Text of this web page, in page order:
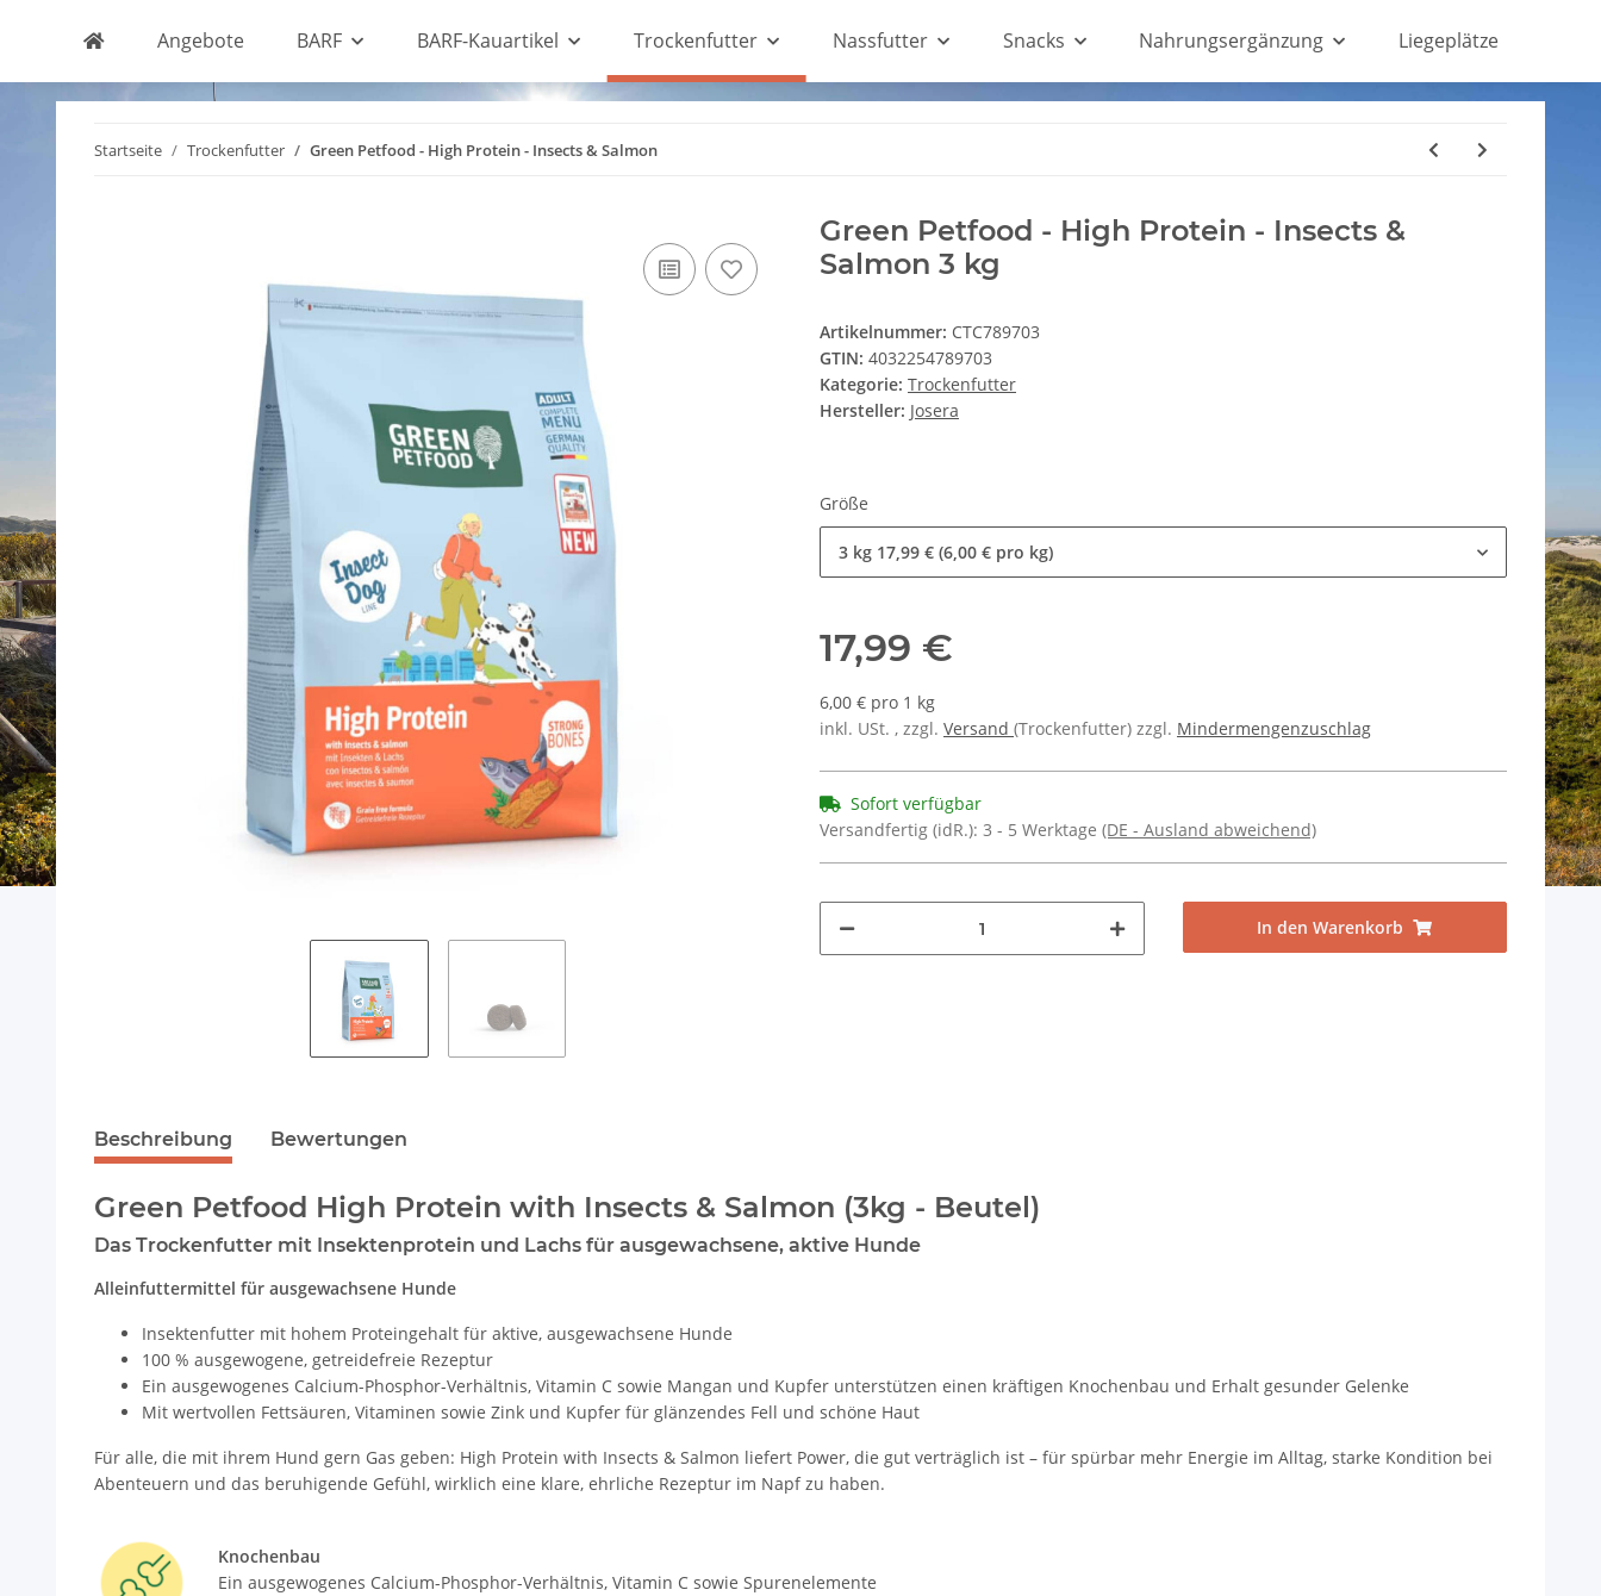
Angebote BARF BARF-Kauartikel Trockenfutter Nassfutter Snacks Nahrungsergänzung Liegeplätze
Startseite Trockenfutter Green Petfood - High Protein - Insects & Salmon
Green Petfood - High Protein - Insects &
Salmon 3 kg
Artikelnummer: CTC789703
GTIN: 4032254789703
Kategorie: Trockenfutter
Hersteller: Josera
Größe
3 kg 17,99 € (6,00 € pro kg)
17,99 €
6,00 € pro 1 kg
inkl. USt. , zzgl. Versand (Trockenfutter) zzgl. Mindermengenzuschlag
Sofort verfügbar
Versandfertig (idR.): 3 - 5 Werktage (DE - Ausland abweichend)
In den Warenkorb
Beschreibung Bewertungen
Green Petfood High Protein with Insects & Salmon (3kg - Beutel)
Das Trockenfutter mit Insektenprotein und Lachs für ausgewachsene, aktive Hunde
Alleinfuttermittel für ausgewachsene Hunde
Insektenfutter mit hohem Proteingehalt für aktive, ausgewachsene Hunde
100 % ausgewogene, getreidefreie Rezeptur
Ein ausgewogenes Calcium-Phosphor-Verhältnis, Vitamin C sowie Mangan und Kupfer unterstützen einen kräftigen Knochenbau und Erhalt gesunder Gelenke
Mit wertvollen Fettsäuren, Vitaminen sowie Zink und Kupfer für glänzendes Fell und schöne Haut
Für alle, die mit ihrem Hund gern Gas geben: High Protein with Insects & Salmon liefert Power, die gut verträglich ist – für spürbar mehr Energie im Alltag, starke Kondition bei
Abenteuern und das beruhigende Gefühl, wirklich eine klare, ehrliche Rezeptur im Napf zu haben.
Knochenbau
Ein ausgewogenes Calcium-Phosphor-Verhältnis, Vitamin C sowie Spurenelemente